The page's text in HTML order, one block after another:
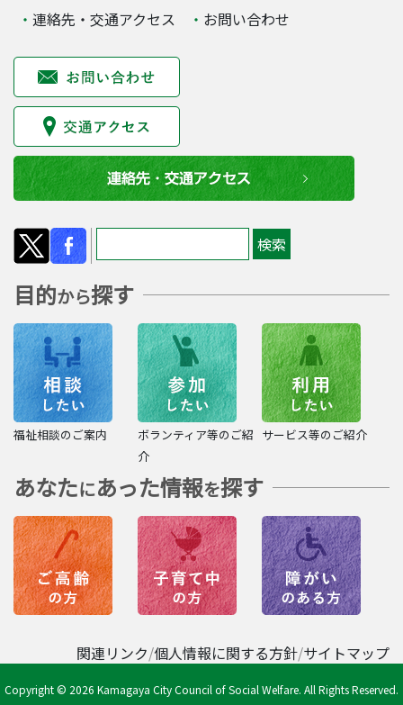
連絡先・交通アクセス お問い合わせ
目的から探す
福祉相談のご案内
ボランティア等のご紹
介
サービス等のご紹介
あなたにあった情報を探す
関連リンク 個人情報に関する方針 サイトマップ
Copyright © 2026 Kamagaya City Council of Social Welfare. All Rights Reserved.